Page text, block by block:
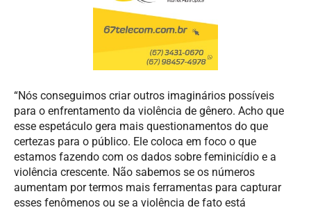
“Nós conseguimos criar outros imaginários possíveis
para o enfrentamento da violência de gênero. Acho que
esse espetáculo gera mais questionamentos do que
certezas para o público. Ele coloca em foco o que
estamos fazendo com os dados sobre feminicídio e a
violência crescente. Não sabemos se os números
aumentam por termos mais ferramentas para capturar
esses fenômenos ou se a violência de fato está